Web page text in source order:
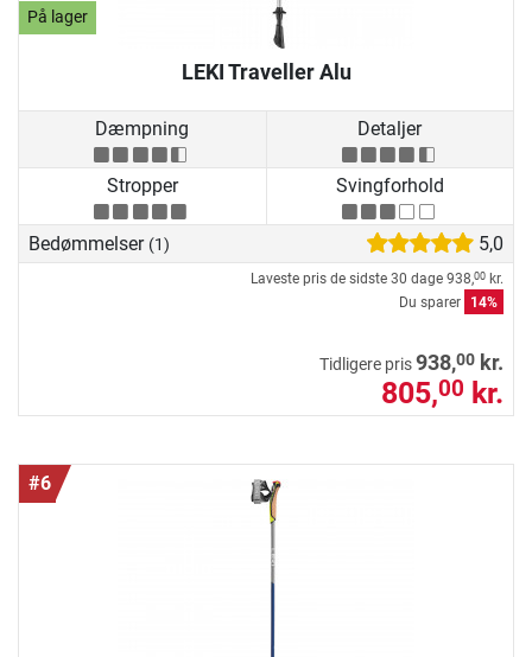
På lager
LEKI Traveller Alu
Dæmpning Detaljer
Stropper Svingforhold
Bedømmelser (1) 5,0
Laveste pris de sidste 30 dage 938,00 kr.
Du sparer
14%
Tidligere pris938,00 kr.
805,00 kr.
#6